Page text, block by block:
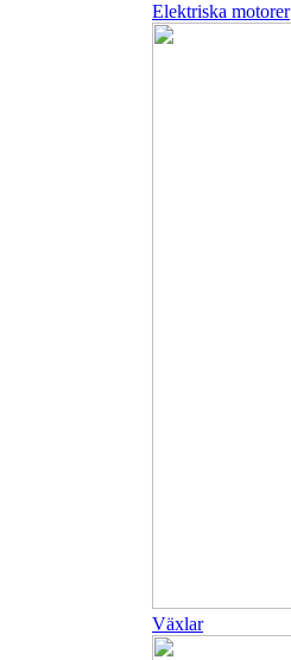
Elektriska motorer
Växlar